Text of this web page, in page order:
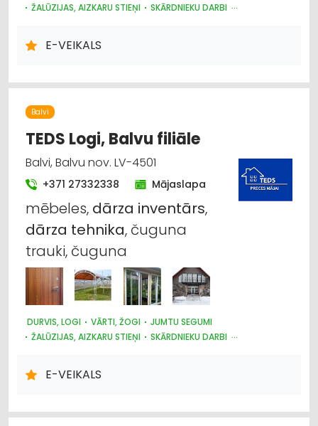
ŽALŪZIJAS, AIZKARU STIEŅI
SKĀRDNIEKU DARBI
DŪMVADI, TO IZGATAVOŠANA, UZSTĀDĪŠANA
METĀLIZSTRĀDĀJUMI
E-VEIKALS
Balvi
TEDS Logi, Balvu filiāle
Balvi, Balvu nov. LV-4501
+371 27332338 Mājaslapa
mēbeles, dārza inventārs,
dārza tehnika, čuguna
trauki, čuguna
DURVIS, LOGI VĀRTI, ŽOGI
JUMTU SEGUMI
ŽALŪZIJAS, AIZKARU STIEŅI
SKĀRDNIEKU DARBI
DŪMVADI, TO IZGATAVOŠANA, UZSTĀDĪŠANA
METĀLIZSTRĀDĀJUMI
AUTO RIEPU, AUTO DISKU TIRDZNIECĪBA
E-VEIKALS